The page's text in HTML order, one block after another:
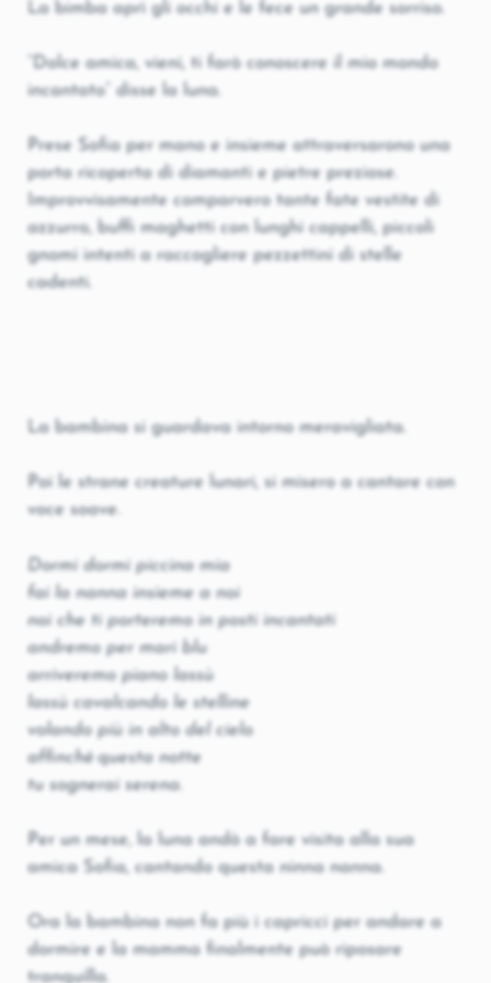
La bimba aprì gli occhi e le fece un grande sorriso.
“Dolce amica, vieni, ti farò conoscere il mio mondo
incantato” disse la luna.
Prese Sofia per mano e insieme attraversarono una
porta ricoperta di diamanti e pietre preziose.
Improvvisamente comparvero tante fate vestite di
azzurro, buffi maghetti con lunghi cappelli, piccoli
gnomi intenti a raccogliere pezzettini di stelle
cadenti.
La bambina si guardava intorno meravigliata.
Poi le strane creature lunari, si misero a cantare con
voce soave.
Dormi dormi piccina mia
fai la nanna insieme a noi
noi che ti porteremo in posti incantati
andremo per mari blu
arriveremo piano lassù
lassù cavalcando le stelline
volando più in alto del cielo
affinché questa notte
tu sognerai serena.
Per un mese, la luna andò a fare visita alla sua
amica Sofia, cantando questa ninna nanna.
Ora la bambina non fa più i capricci per andare a
dormire e la mamma finalmente può riposare
tranquilla.